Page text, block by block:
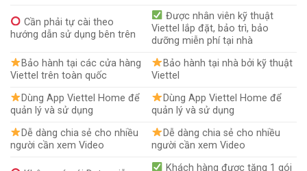
Cần phải tự cài theo
hướng dẫn sử dụng bên trên
Được nhân viên kỹ thuật
Viettel lắp đặt, bảo trì, bảo
dưỡng miễn phí tại nhà
Bảo hành tại các cửa hàng
Viettel trên toàn quốc
Bảo hành tại nhà bởi kỹ thuật
Viettel
Dùng App Viettel Home để
quản lý và sử dụng
Dùng App Viettel Home để
quản lý và sử dụng
Dễ dàng chia sẻ cho nhiều
người cần xem Video
Dễ dàng chia sẻ cho nhiều
người cần xem Video
Khách hàng được tặng 1 gói